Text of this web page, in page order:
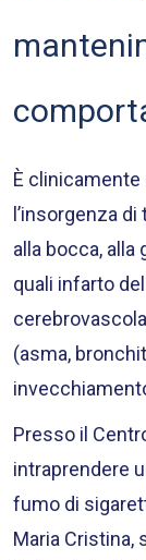
È
l’insorgenza
alla bocca, alla
quali infarto
(asma,
Presso il
intraprendere
fumo di
Maria Cristina,